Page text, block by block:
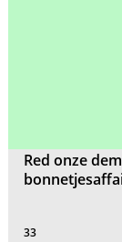
Red onze
33